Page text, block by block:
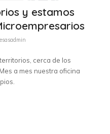
y estamos
cerca de los
a mes nuestra oficina